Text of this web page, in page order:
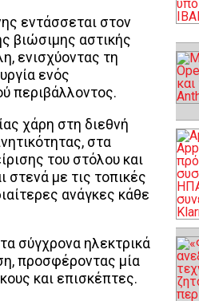
εντάσσεται στον
βιώσιμης αστικής
ενισχύοντας τη
ενός
περιβάλλοντος.
χάρη στη διεθνή
στα
του στόλου και
στενά με τις τοπικές
ανάγκες κάθε
σύγχρονα ηλεκτρικά
προσφέροντας μία
και επισκέπτες.